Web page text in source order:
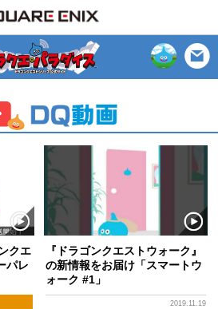
クエ
パレ
『ドラゴンクエストウォーク』
の新情報をお届け「スマートウ
ォーク #1」
2019.11.19